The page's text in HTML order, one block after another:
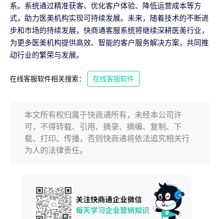
系。系统通过精准获客、优化客户体验、降低运营成本等方
式，助力医美机构实现可持续发展。未来，随着技术的不断进
步和市场的持续发展，快商通客服系统将继续深耕医美行业，
为更多医美机构提供高效、智能的客户服务解决方案，共同推
动行业的繁荣与发展。
在线客服软件相关搜索： 在线客服软件
本文所有权归属于快商通所有，未经本公司许
可，不得转载、引用、摘录、摘编、复制、下
载、打印、传播，否则快商通将依法追究相关行
为人的法律责任。